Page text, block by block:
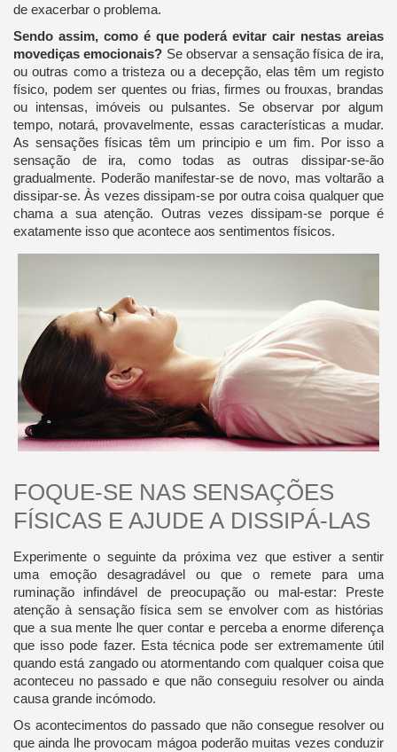
de exacerbar o problema.
Sendo assim, como é que poderá evitar cair nestas areias
movediças emocionais? Se observar a sensação física de ira,
ou outras como a tristeza ou a decepção, elas têm um registo
físico, podem ser quentes ou frias, firmes ou frouxas, brandas
ou intensas, imóveis ou pulsantes. Se observar por algum
tempo, notará, provavelmente, essas características a mudar.
As sensações físicas têm um principio e um fim. Por isso a
sensação de ira, como todas as outras dissipar-se-ão
gradualmente. Poderão manifestar-se de novo, mas voltarão a
dissipar-se. Às vezes dissipam-se por outra coisa qualquer que
chama a sua atenção. Outras vezes dissipam-se porque é
exatamente isso que acontece aos sentimentos físicos.
FOQUE-SE NAS SENSAÇÕES
FÍSICAS E AJUDE A DISSIPÁ-LAS
Experimente o seguinte da próxima vez que estiver a sentir
uma emoção desagradável ou que o remete para uma
ruminação infindável de preocupação ou mal-estar: Preste
atenção à sensação física sem se envolver com as histórias
que a sua mente lhe quer contar e perceba a enorme diferença
que isso pode fazer. Esta técnica pode ser extremamente útil
quando está zangado ou atormentando com qualquer coisa que
aconteceu no passado e que não conseguiu resolver ou ainda
causa grande incómodo.
Os acontecimentos do passado que não consegue resolver ou
que ainda lhe provocam mágoa poderão muitas vezes conduzir